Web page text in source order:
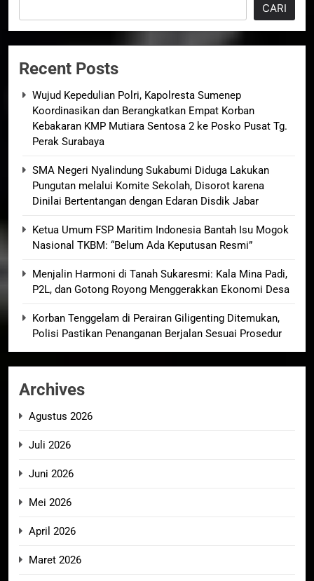
CARI
Recent Posts
Wujud Kepedulian Polri, Kapolresta Sumenep
Koordinasikan dan Berangkatkan Empat Korban
Kebakaran KMP Mutiara Sentosa 2 ke Posko Pusat Tg.
Perak Surabaya
SMA Negeri Nyalindung Sukabumi Diduga Lakukan
Pungutan melalui Komite Sekolah, Disorot karena
Dinilai Bertentangan dengan Edaran Disdik Jabar
Ketua Umum FSP Maritim Indonesia Bantah Isu Mogok
Nasional TKBM: “Belum Ada Keputusan Resmi”
Menjalin Harmoni di Tanah Sukaresmi: Kala Mina Padi,
P2L, dan Gotong Royong Menggerakkan Ekonomi Desa
Korban Tenggelam di Perairan Giligenting Ditemukan,
Polisi Pastikan Penanganan Berjalan Sesuai Prosedur
Archives
Agustus 2026
Juli 2026
Juni 2026
Mei 2026
April 2026
Maret 2026